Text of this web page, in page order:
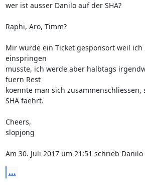
wer ist ausser Danilo auf der SHA?
Raphi, Aro, Timm?
Mir wurde ein Ticket gesponsort weil
einspringen
musste, ich werde aber halbtags
fuern Rest
koennte man sich
SHA faehrt.
Cheers,
slopjong
Am 30. Juli 2017 um 21:51 schrieb
...